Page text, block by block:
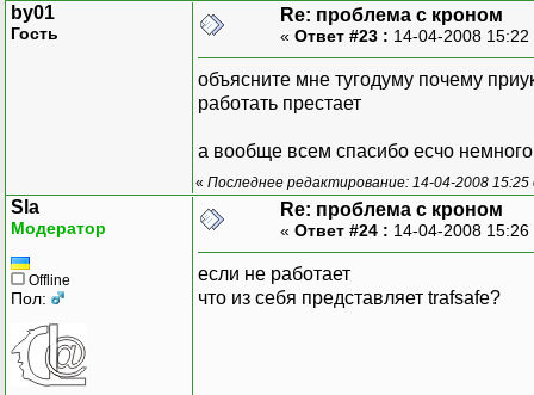
by01
Гость
Re: проблема с кроном
« Ответ #23 : 14-04-2008
объясните мне тугодуму почему
работать престает
а вообще всем спасибо есчо
« Последнее редактирование: 14-04-2008
Sla
Модератор
Offline
Пол:
Re: проблема с кроном
« Ответ #24 : 14-04-2008
если не работает
что из себя представляет trafsafe?